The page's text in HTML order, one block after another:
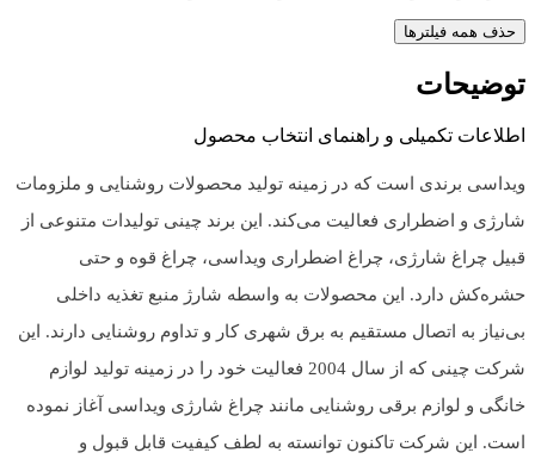
حذف همه فیلترها
توضیحات
اطلاعات تکمیلی و راهنمای انتخاب محصول
ویداسی برندی است که در زمینه تولید محصولات روشنایی و ملزومات
شارژی و اضطراری فعالیت می‌کند. این برند چینی تولیدات متنوعی از
قبیل چراغ شارژی، چراغ اضطراری ویداسی، چراغ قوه و حتی
حشره‌کش دارد. این محصولات به واسطه شارژ منبع تغذیه داخلی
بی‌نیاز به اتصال مستقیم به برق شهری کار و تداوم روشنایی دارند. این
شرکت چینی که از سال 2004 فعالیت خود را در زمینه تولید لوازم
خانگی و لوازم برقی روشنایی مانند چراغ شارژی ویداسی آغاز نموده
است. این شرکت تاکنون توانسته به لطف کیفیت قابل قبول و